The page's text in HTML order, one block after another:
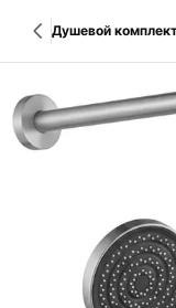
Душевой комплект